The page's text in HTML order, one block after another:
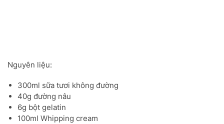
Nguyên liệu:
300ml sữa tươi không đường
40g đường nâu
6g bột gelatin
100ml Whipping cream